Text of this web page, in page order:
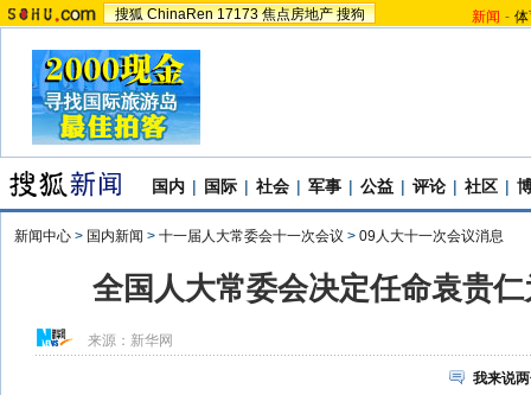
搜狐 ChinaRen 17173 焦点房地产 搜狗 新闻 -
国内 | 国际 | 社会 | 军事 | 公益 | 评论 | 社区 |
新闻中心 > 国内新闻 > 十一届人大常委会十一次会议 > 09人大十一次会议消息
全国人大常委会决定任命袁贵
来源： 新华网
我来说